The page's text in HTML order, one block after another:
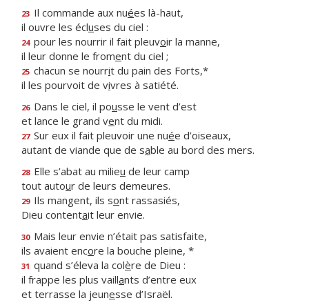
23 Il commande aux nuées là-haut,
il ouvre les écluses du ciel :
24 pour les nourrir il fait pleuvoir la manne,
il leur donne le froment du ciel ;
25 chacun se nourrit du pain des Forts,*
il les pourvoit de vivres à satiété.
26 Dans le ciel, il pousse le vent d’est
et lance le grand vent du midi.
27 Sur eux il fait pleuvoir une nuée d’oiseaux,
autant de viande que de sable au bord des mers.
28 Elle s’abat au milieu de leur camp
tout autour de leurs demeures.
29 Ils mangent, ils sont rassasiés,
Dieu contentait leur envie.
30 Mais leur envie n’était pas satisfaite,
ils avaient encore la bouche pleine, *
31 quand s’éleva la colère de Dieu :
il frappe les plus vaillants d’entre eux
et terrasse la jeunesse d’Israël.